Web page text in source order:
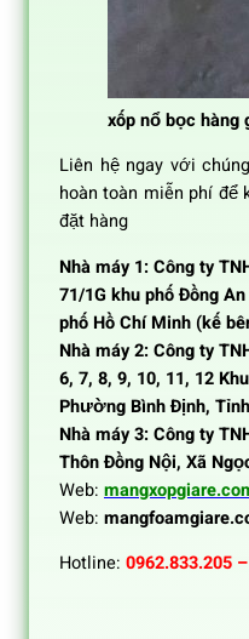
xốp nổ bọc
Liên hệ ngay với
hoàn toàn miễn phí
đặt hàng
Nhà máy 1: Công ty
71/1G khu phố Đồng
phố Hồ Chí Minh (kế
Nhà máy 2: Công ty
6, 7, 8, 9, 10, 11, 12
Phường Bình Định,
Nhà máy 3: Công ty
Thôn Đồng Nội, Xã
Web:
Web:
Hotline: 0962.833.205